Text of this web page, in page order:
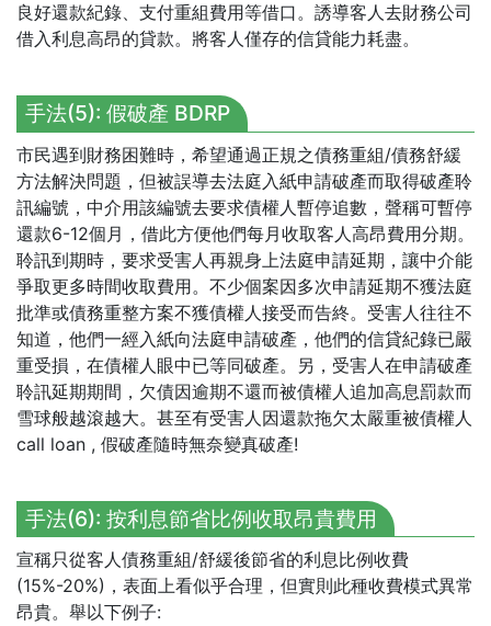
良好還款紀錄、支付重組費用等借口。誘導客人去財務公司
借入利息高昂的貸款。將客人僅存的信貸能力耗盡。
手法(5): 假破產 BDRP
市民遇到財務困難時，希望通過正規之債務重組/債務舒緩
方法解決問題，但被誤導去法庭入紙申請破產而取得破產聆
訊編號，中介用該編號去要求債權人暫停追數，聲稱可暫停
還款6-12個月，借此方便他們每月收取客人高昂費用分期。
聆訊到期時，要求受害人再親身上法庭申請延期，讓中介能
爭取更多時間收取費用。不少個案因多次申請延期不獲法庭
批準或債務重整方案不獲債權人接受而告終。受害人往往不
知道，他們一經入紙向法庭申請破產，他們的信貸紀錄已嚴
重受損，在債權人眼中已等同破產。另，受害人在申請破產
聆訊延期期間，欠債因逾期不還而被債權人追加高息罰款而
雪球般越滾越大。甚至有受害人因還款拖欠太嚴重被債權人
call loan , 假破產隨時無奈變真破產!
手法(6): 按利息節省比例收取昂貴費用
宣稱只從客人債務重組/舒緩後節省的利息比例收費
(15%-20%)，表面上看似乎合理，但實則此種收費模式異常
昂貴。舉以下例子: